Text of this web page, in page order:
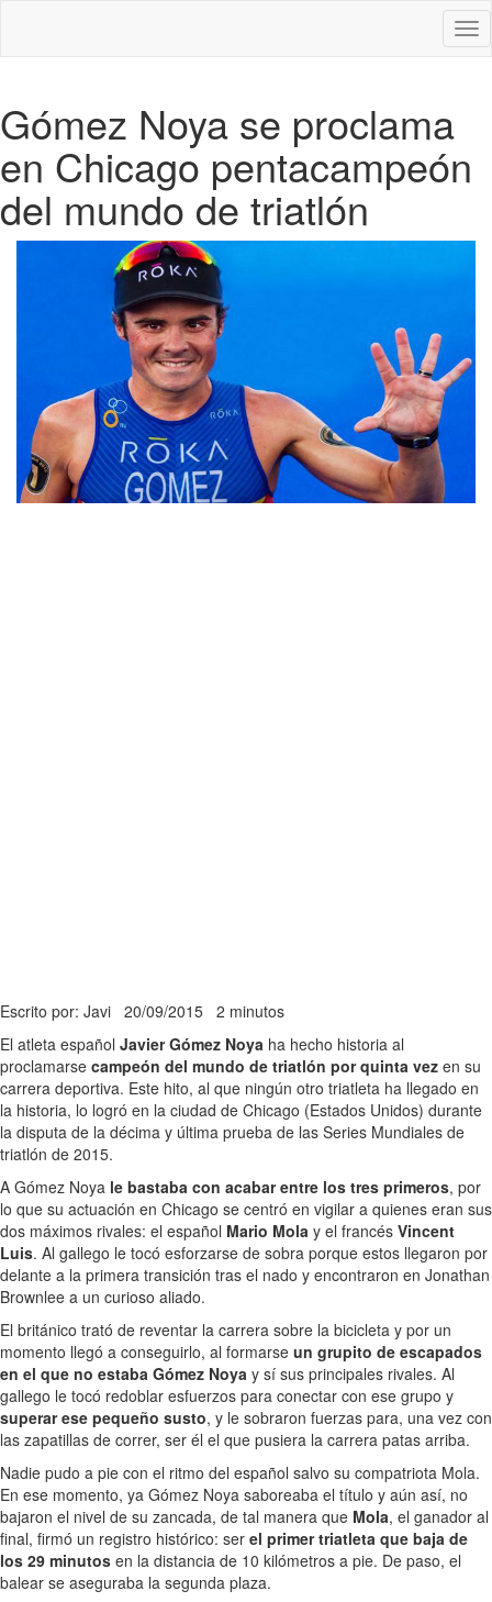
Gómez Noya se proclama
en Chicago pentacampeón
del mundo de triatlón
Escrito por: Javi 20/09/2015 2 minutos
El atleta español Javier Gómez Noya ha hecho historia al
proclamarse campeón del mundo de triatlón por quinta vez en su
carrera deportiva. Este hito, al que ningún otro triatleta ha llegado en
la historia, lo logró en la ciudad de Chicago (Estados Unidos) durante
la disputa de la décima y última prueba de las Series Mundiales de
triatlón de 2015.
A Gómez Noya le bastaba con acabar entre los tres primeros, por
lo que su actuación en Chicago se centró en vigilar a quienes eran sus
dos máximos rivales: el español Mario Mola y el francés Vincent
Luis. Al gallego le tocó esforzarse de sobra porque estos llegaron por
delante a la primera transición tras el nado y encontraron en Jonathan
Brownlee a un curioso aliado.
El británico trató de reventar la carrera sobre la bicicleta y por un
momento llegó a conseguirlo, al formarse un grupito de escapados
en el que no estaba Gómez Noya y sí sus principales rivales. Al
gallego le tocó redoblar esfuerzos para conectar con ese grupo y
superar ese pequeño susto, y le sobraron fuerzas para, una vez con
las zapatillas de correr, ser él el que pusiera la carrera patas arriba.
Nadie pudo a pie con el ritmo del español salvo su compatriota Mola.
En ese momento, ya Gómez Noya saboreaba el título y aún así, no
bajaron el nivel de su zancada, de tal manera que Mola, el ganador al
final, firmó un registro histórico: ser el primer triatleta que baja de
los 29 minutos en la distancia de 10 kilómetros a pie. De paso, el
balear se aseguraba la segunda plaza.